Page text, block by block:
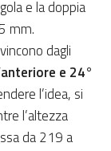
e la doppia
mm.
dagli
e 24°
l’idea, si
l’altezza
da 219 a